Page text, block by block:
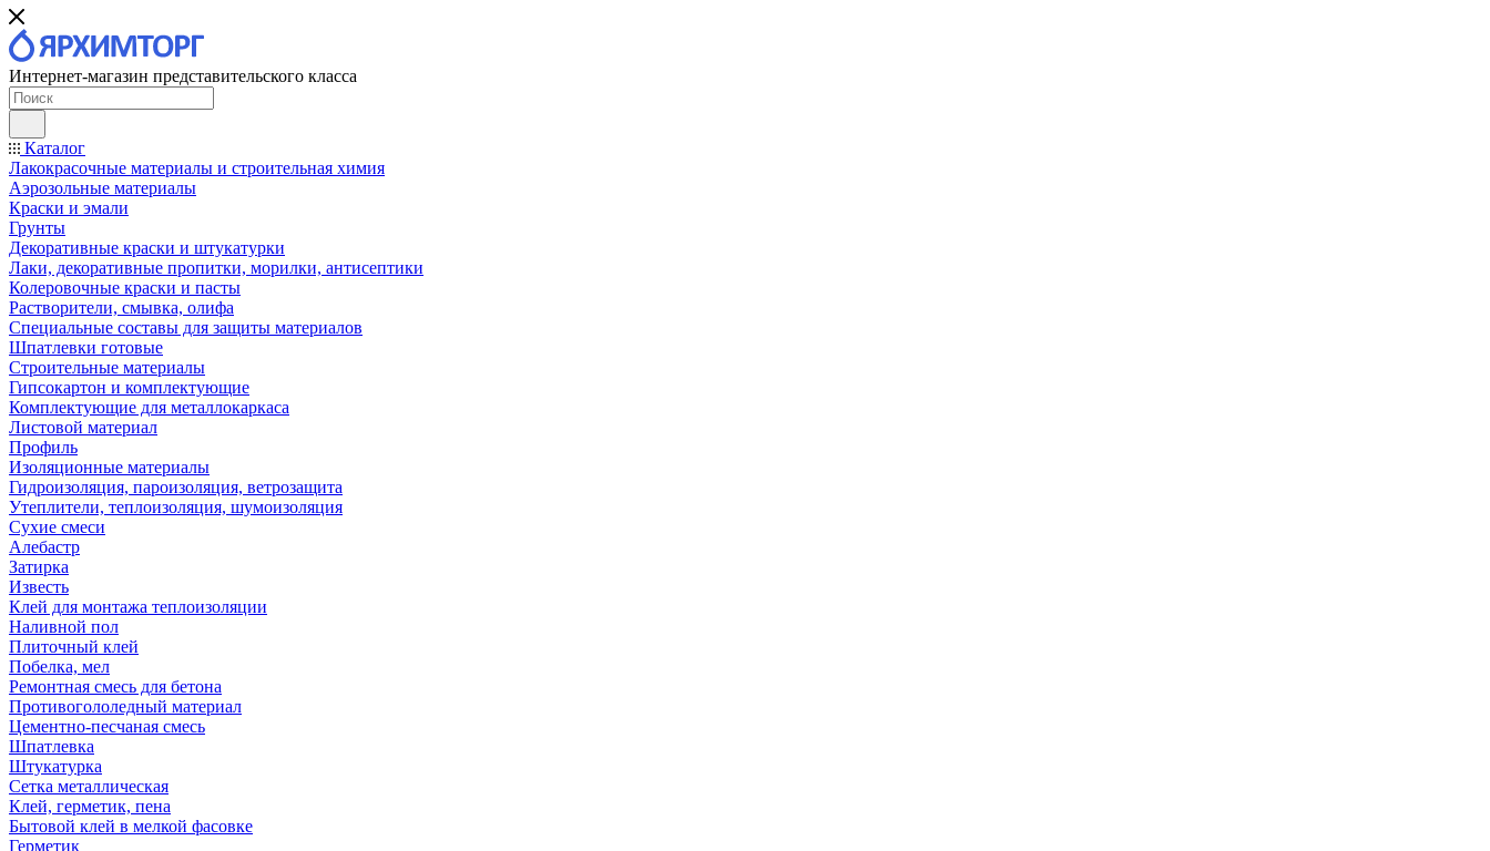
Интернет-магазин представительского класса
Каталог
Лакокрасочные материалы и строительная химия
Аэрозольные материалы
Краски и эмали
Грунты
Декоративные краски и штукатурки
Лаки, декоративные пропитки, морилки, антисептики
Колеровочные краски и пасты
Растворители, смывка, олифа
Специальные составы для защиты материалов
Шпатлевки готовые
Строительные материалы
Гипсокартон и комплектующие
Комплектующие для металлокаркаса
Листовой материал
Профиль
Изоляционные материалы
Гидроизоляция, пароизоляция, ветрозащита
Утеплители, теплоизоляция, шумоизоляция
Сухие смеси
Алебастр
Затирка
Известь
Клей для монтажа теплоизоляции
Наливной пол
Плиточный клей
Побелка, мел
Ремонтная смесь для бетона
Противогололедный материал
Цементно-песчаная смесь
Шпатлевка
Штукатурка
Сетка металлическая
Клей, герметик, пена
Бытовой клей в мелкой фасовке
Герметик